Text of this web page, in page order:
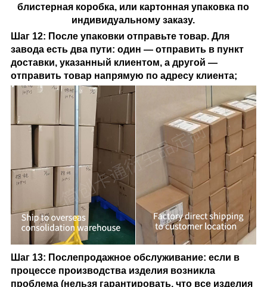
блистерная коробка, или картонная упаковка по
индивидуальному заказу.
Шаг 12: После упаковки отправьте товар. Для
завода есть два пути: один — отправить в пункт
доставки, указанный клиентом, а другой —
отправить товар напрямую по адресу клиента;
Шаг 13: Послепродажное обслуживание: если в
процессе производства изделия возникла
проблема (нельзя гарантировать, что все изделия